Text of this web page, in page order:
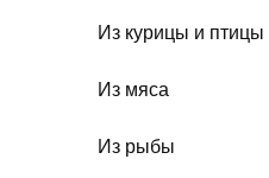
Из курицы и птицы
Из мяса
Из рыбы